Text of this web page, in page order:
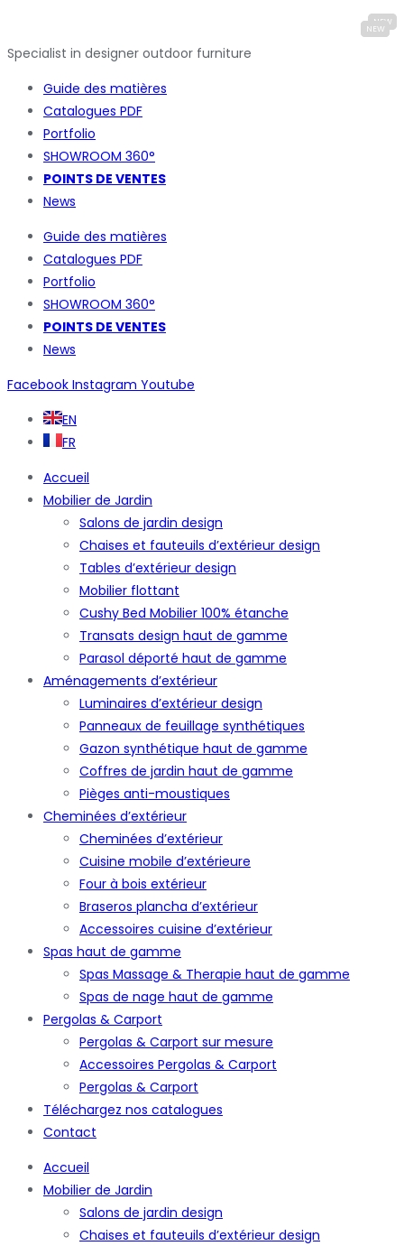
Specialist in designer outdoor furniture
Guide des matières
Catalogues PDF
Portfolio
SHOWROOM 360°
POINTS DE VENTES
News
Guide des matières
Catalogues PDF
Portfolio
SHOWROOM 360°
POINTS DE VENTES
News
Facebook Instagram Youtube
EN
FR
Accueil
Mobilier de Jardin
Salons de jardin design
Chaises et fauteuils d’extérieur design
Tables d’extérieur design
Mobilier flottant
Cushy Bed Mobilier 100% étanche
Transats design haut de gamme
Parasol déporté haut de gamme
Aménagements d’extérieur
Luminaires d’extérieur design
Panneaux de feuillage synthétiques
Gazon synthétique haut de gamme
Coffres de jardin haut de gamme
Pièges anti-moustiques
Cheminées d’extérieur
Cheminées d’extérieur
Cuisine mobile d’extérieure
Four à bois extérieur
Braseros plancha d’extérieur
Accessoires cuisine d’extérieur
Spas haut de gamme
Spas Massage & Therapie haut de gamme
Spas de nage haut de gamme
Pergolas & Carport
Pergolas & Carport sur mesure
Accessoires Pergolas & Carport
Pergolas & Carport
Téléchargez nos catalogues
Contact
Accueil
Mobilier de Jardin
Salons de jardin design
Chaises et fauteuils d’extérieur design